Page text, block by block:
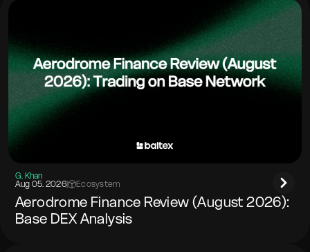
G. Khan
Aug 05. 2026| Ecosystem
Aerodrome Finance Review (August 2026):
Base DEX Analysis